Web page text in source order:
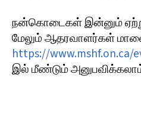
நன்கொடைகள் இன்னும்
மேலும் ஆதரவாளர்கள்
https://www.mshf.on.ca/
இல் மீண்டும்